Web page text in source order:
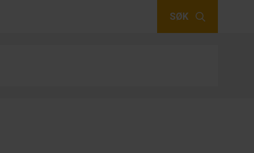
SØK